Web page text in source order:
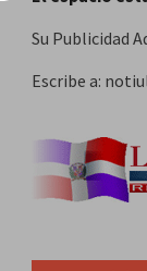
Su Publicidad
Escribe a: